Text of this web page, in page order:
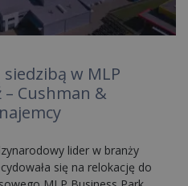
siedzibą w MLP
– Cushman &
lider w branży
się na relokację do